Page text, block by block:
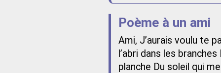
Poème à un ami
Ami, J’aurais voulu te
l’abri dans les
planche Du soleil qui